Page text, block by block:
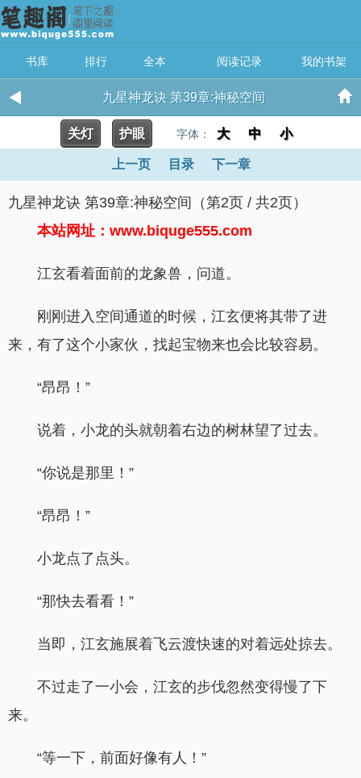
书库 排行 全本 阅读记录 我的书架
九星神龙诀 第39章:神秘空间
关灯 护眼 字体： 大 中 小
上一页 目录 下一章
九星神龙诀 第39章:神秘空间（第2页 / 共2页）
本站网址：www.biquge555.com
江玄看着面前的龙象兽，问道。
刚刚进入空间通道的时候，江玄便将其带了进
来，有了这个小家伙，找起宝物来也会比较容易。
“昂昂！”
说着，小龙的头就朝着右边的树林望了过去。
“你说是那里！”
“昂昂！”
小龙点了点头。
“那快去看看！”
当即，江玄施展着飞云渡快速的对着远处掠去。
不过走了一小会，江玄的步伐忽然变得慢了下
来。
“等一下，前面好像有人！”